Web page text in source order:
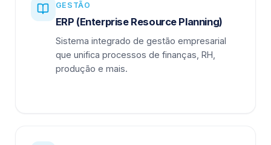
GESTÃO
ERP (Enterprise Resource Planning)
Sistema integrado de gestão empresarial
que unifica processos de finanças, RH,
produção e mais.